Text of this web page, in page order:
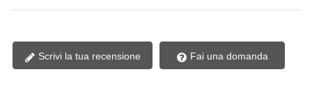
Scrivi la tua recensione Fai una domanda